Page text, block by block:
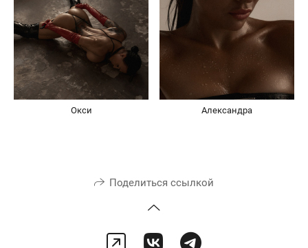
Окси Александра
Поделиться ссылкой